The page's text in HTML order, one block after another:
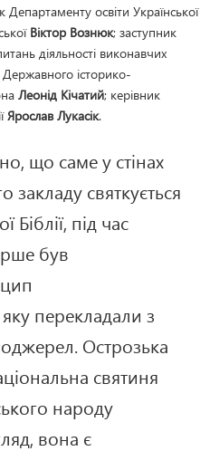
Департаменту освіти Української
Віктор Вознюк; заступник
діяльності виконавчих
історико-
Леонід Кічатий; керівник
Ярослав Лукасік.
що саме у стінах
святкується
Біблії, під час
був
перекладали з
Острозька
святиня
народу
вона є